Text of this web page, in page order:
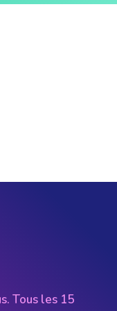
Tous les 15